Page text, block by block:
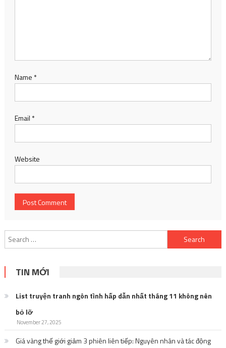
Name *
Email *
Website
Search
for:
TIN MỚI
List truyện tranh ngôn tình hấp dẫn nhất tháng 11 không nên
bỏ lỡ
November 27, 2025
Giá vàng thế giới giảm 3 phiên liên tiếp: Nguyên nhân và tác động